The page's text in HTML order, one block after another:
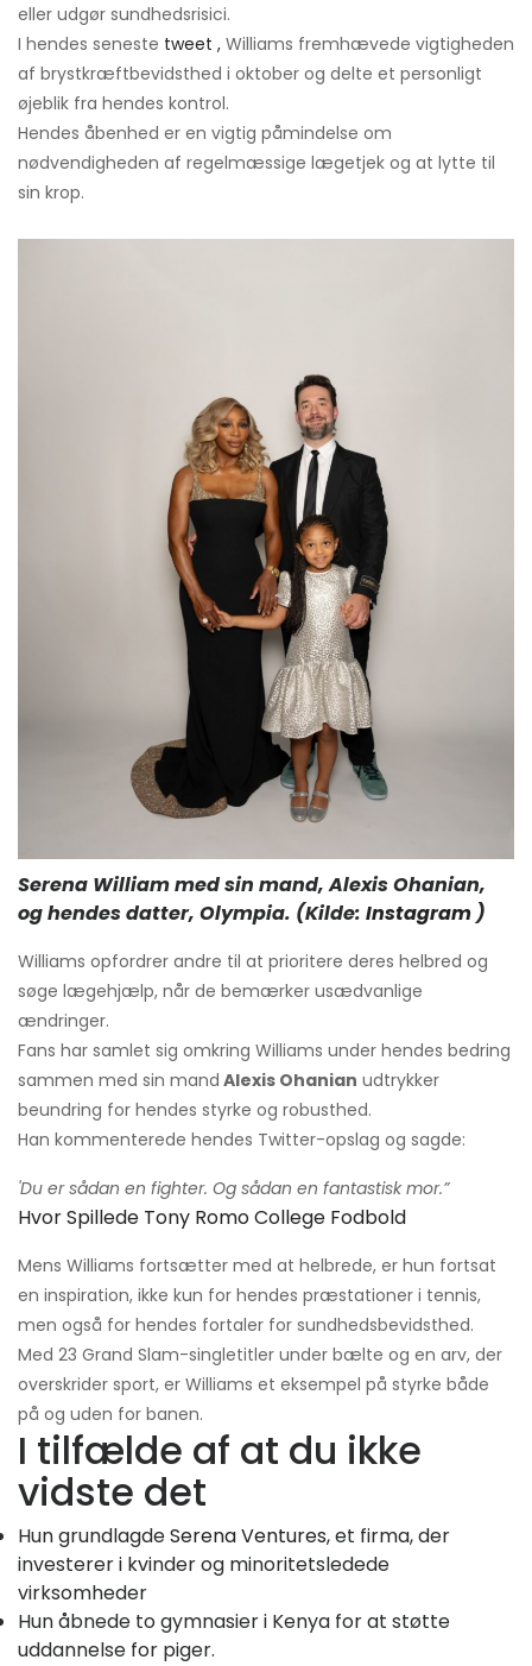
eller udgør sundhedsrisici.
I hendes seneste tweet , Williams fremhævede vigtigheden
af ​​brystkræftbevidsthed i oktober og delte et personligt
øjeblik fra hendes kontrol.
Hendes åbenhed er en vigtig påmindelse om
nødvendigheden af ​​regelmæssige lægetjek og at lytte til
sin krop.
Serena William med sin mand, Alexis Ohanian,
og hendes datter, Olympia. (Kilde: Instagram)
Williams opfordrer andre til at prioritere deres helbred og
søge lægehjælp, når de bemærker usædvanlige
ændringer.
Fans har samlet sig omkring Williams under hendes bedring
sammen med sin mand Alexis Ohanian udtrykker
beundring for hendes styrke og robusthed.
Han kommenterede hendes Twitter-opslag og sagde:
'Du er sådan en fighter. Og sådan en fantastisk mor.”
Hvor Spillede Tony Romo College Fodbold
Mens Williams fortsætter med at helbrede, er hun fortsat
en inspiration, ikke kun for hendes præstationer i tennis,
men også for hendes fortaler for sundhedsbevidsthed.
Med 23 Grand Slam-singletitler under bælte og en arv, der
overskrider sport, er Williams et eksempel på styrke både
på og uden for banen.
I tilfælde af at du ikke
vidste det
Hun grundlagdeSerena Ventures,et firma, der
investerer i kvinder og minoritetsledede
virksomheder
Hun åbnede to gymnasier i Kenya for at støtte
uddannelse for piger.